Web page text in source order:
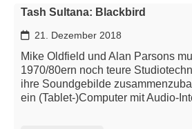
Tash Sultana: Blackbird
21. Dezember 2018
Mike Oldfield und Alan Parsons
1970/80ern noch teure
ihre Soundgebilde
ein (Tablet-)Computer mit Audio-